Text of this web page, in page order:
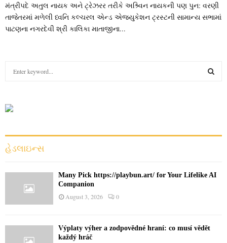
મંત્રીપદે અતુલ નાયક અને ટ્રેઝરર તરીકે અશ્ર્વિન નાયકની પણ પુન: વરણી
તાજેતરમાં મળેલી ધ્વનિ કલ્ચરલ એન્ડ એજ્યુકેશન ટ્રસ્ટની સામાન્ય સભામાં
પાટણના નગરદેવી શ્રી કાલિકા માતાજીના...
c
r
C
હેડલાઇન્સ
Many Pick https://playbun.art/ for Your Lifelike AI
Companion
August 3, 2026 0
Výplaty výher a zodpovědné hraní: co musí vědět
každý hráč